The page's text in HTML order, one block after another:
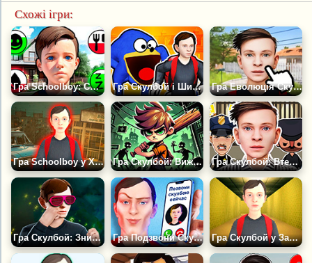
Схожі ігри:
Гра Schoolboy: Симулятор Школяра Гра Скулбой і ШинСонік Тейпс Гра Еволюція Скулбой: Клікер
Гра Schoolboy у Хрущовці 90-х Гра Скулбой: Вижити За Будь-яку Ціну Гра Скулбой: Втекти з В'язниці
Гра Скулбой: Знищ Кінітопет Гра Подзвони Скулбою Зараз Гра Скулбой у Закулісся: Секретна Кінцівка